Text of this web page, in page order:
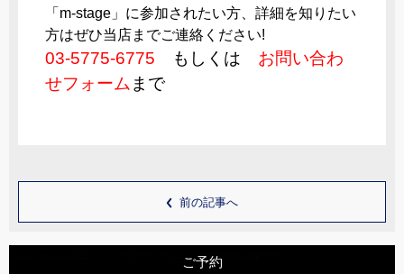
「m-stage」に参加されたい方、詳細を知りたい
方はぜひ当店までご連絡ください!
03-5775-6775 もしくは お問い合わ
せフォーム まで
前の記事へ
ご予約